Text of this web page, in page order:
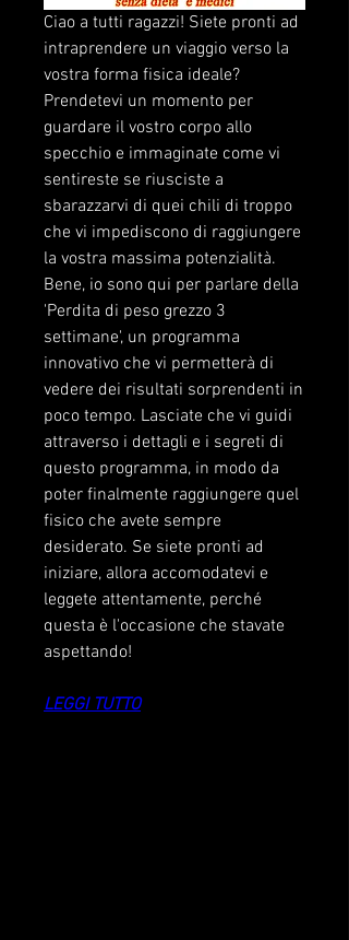
Ciao a tutti ragazzi! Siete pronti ad
intraprendere un viaggio verso la
vostra forma fisica ideale?
Prendetevi un momento per
guardare il vostro corpo allo
specchio e immaginate come vi
sentireste se riusciste a
sbarazzarvi di quei chili di troppo
che vi impediscono di raggiungere
la vostra massima potenzialità.
Bene, io sono qui per parlare della
'Perdita di peso grezzo 3
settimane', un programma
innovativo che vi permetterà di
vedere dei risultati sorprendenti in
poco tempo. Lasciate che vi guidi
attraverso i dettagli e i segreti di
questo programma, in modo da
poter finalmente raggiungere quel
fisico che avete sempre
desiderato. Se siete pronti ad
iniziare, allora accomodatevi e
leggete attentamente, perché
questa è l'occasione che stavate
aspettando!
LEGGI TUTTO